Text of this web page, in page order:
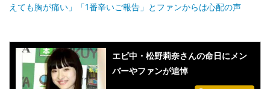
えても胸が痛い」「1番辛いご報告」とファンからは心配の声
エビ中・松野莉奈さんの命日にメン
バーやファンが追悼